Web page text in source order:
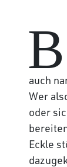
B
auch
Wer
oder
Eckle